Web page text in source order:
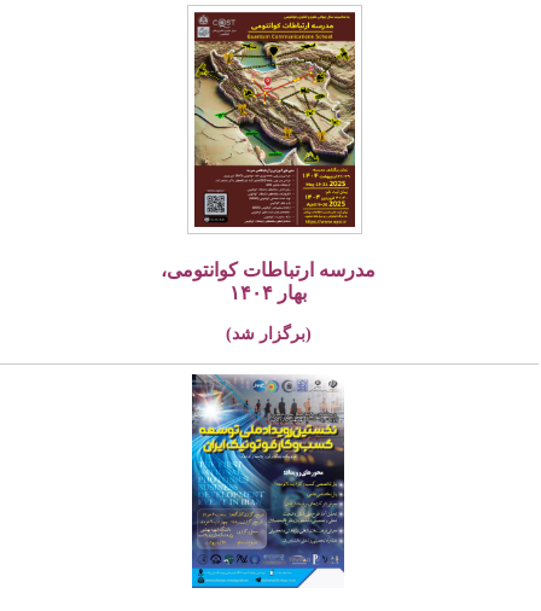
مدرسه ارتباطات کوانتومی،
بهار ۱۴۰۴
(برگزار شد)